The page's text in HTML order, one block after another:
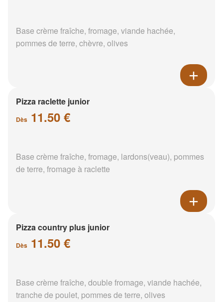
Base crème fraîche, fromage, viande hachée,
pommes de terre, chèvre, olives
Pizza raclette junior
Dès 11.50 €
Base crème fraîche, fromage, lardons(veau), pommes
de terre, fromage à raclette
Pizza country plus junior
Dès 11.50 €
Base crème fraîche, double fromage, viande hachée,
tranche de poulet, pommes de terre, olives